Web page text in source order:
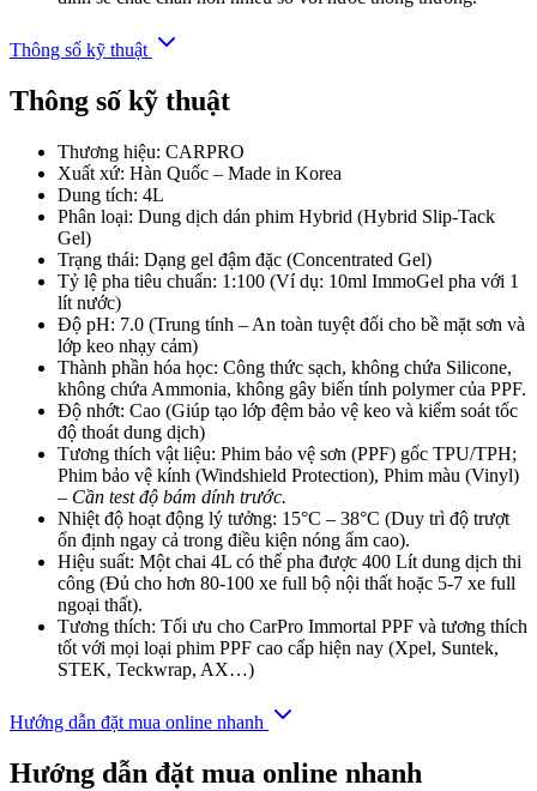
Thông số kỹ thuật
Thông số kỹ thuật
Thương hiệu: CARPRO
Xuất xứ: Hàn Quốc – Made in Korea
Dung tích: 4L
Phân loại: Dung dịch dán phim Hybrid (Hybrid Slip-Tack
Gel)
Trạng thái: Dạng gel đậm đặc (Concentrated Gel)
Tỷ lệ pha tiêu chuẩn: 1:100 (Ví dụ: 10ml ImmoGel pha với 1
lít nước)
Độ pH: 7.0 (Trung tính – An toàn tuyệt đối cho bề mặt sơn và
lớp keo nhạy cảm)
Thành phần hóa học: Công thức sạch, không chứa Silicone,
không chứa Ammonia, không gây biến tính polymer của PPF.
Độ nhớt: Cao (Giúp tạo lớp đệm bảo vệ keo và kiểm soát tốc
độ thoát dung dịch)
Tương thích vật liệu: Phim bảo vệ sơn (PPF) gốc TPU/TPH;
Phim bảo vệ kính (Windshield Protection), Phim màu (Vinyl)
– Cần test độ bám dính trước.
Nhiệt độ hoạt động lý tưởng: 15°C – 38°C (Duy trì độ trượt
ổn định ngay cả trong điều kiện nóng ẩm cao).
Hiệu suất: Một chai 4L có thể pha được 400 Lít dung dịch thi
công (Đủ cho hơn 80-100 xe full bộ nội thất hoặc 5-7 xe full
ngoại thất).
Tương thích: Tối ưu cho CarPro Immortal PPF và tương thích
tốt với mọi loại phim PPF cao cấp hiện nay (Xpel, Suntek,
STEK, Teckwrap, AX…)
Hướng dẫn đặt mua online nhanh
Hướng dẫn đặt mua online nhanh